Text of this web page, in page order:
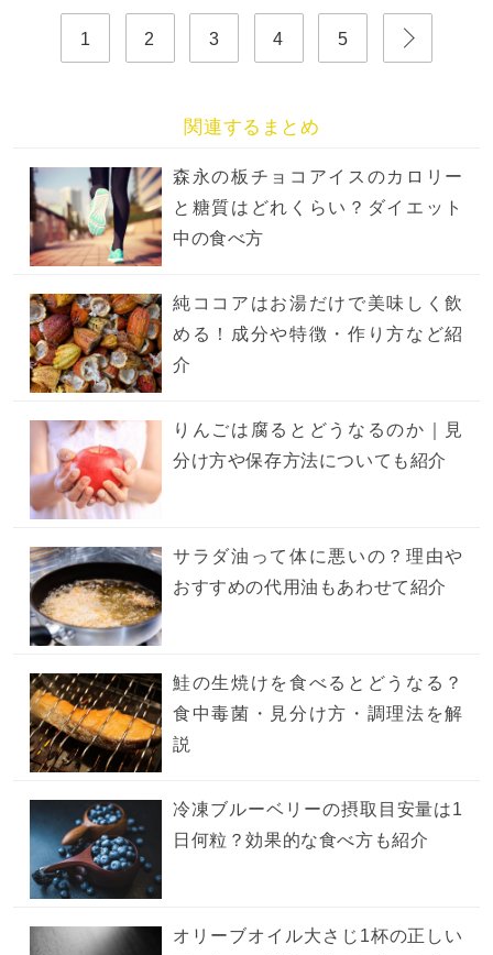
1 2 3 4 5
関連するまとめ
森永の板チョコアイスのカロリー
と糖質はどれくらい？ダイエット
中の食べ方
純ココアはお湯だけで美味しく飲
める！成分や特徴・作り方など紹
介
りんごは腐るとどうなるのか｜見
分け方や保存方法についても紹介
サラダ油って体に悪いの？理由や
おすすめの代用油もあわせて紹介
鮭の生焼けを食べるとどうなる？
食中毒菌・見分け方・調理法を解
説
冷凍ブルーベリーの摂取目安量は1
日何粒？効果的な食べ方も紹介
オリーブオイル大さじ1杯の正しい